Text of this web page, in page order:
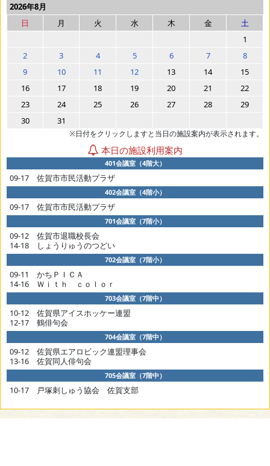
2026年8月
日
月 火 水 木 金
土
1
2
3 4 5 6 7
8
9
10 11 12 13 14
15
16
17 18 19 20 21
22
23
24 25 26 27 28
29
30
31
※日付をクリックしますと当日の施設案内が表示されます。
本日の施設利用案内
401会議室（4階大）
09-17 佐賀市市民活動プラザ
402会議室（4階小）
09-17 佐賀市市民活動プラザ
701会議室（7階小）
09-12 佐賀市退職校長会
14-18 しょうりゅうのつどい
702会議室（7階小）
09-11 かちＰＩＣＡ
14-16 Ｗｉｔｈ ｃｏｌｏｒ
703会議室（7階中）
10-12 佐賀県アイスホッケー連盟
12-17 鶴俳句会
704会議室（7階中）
09-12 佐賀県エアロビック連盟理事会
13-16 佐賀同人俳句会
705会議室（7階中）
10-17 戸塚刺しゅう協会 佐賀支部